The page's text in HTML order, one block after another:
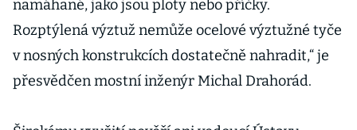
namáhané, jako jsou ploty nebo příčky.
Rozptýlená výztuž nemůže ocelové výztužné tyče
v nosných konstrukcích dostatečně nahradit,“ je
přesvědčen mostní inženýr Michal Drahorád.